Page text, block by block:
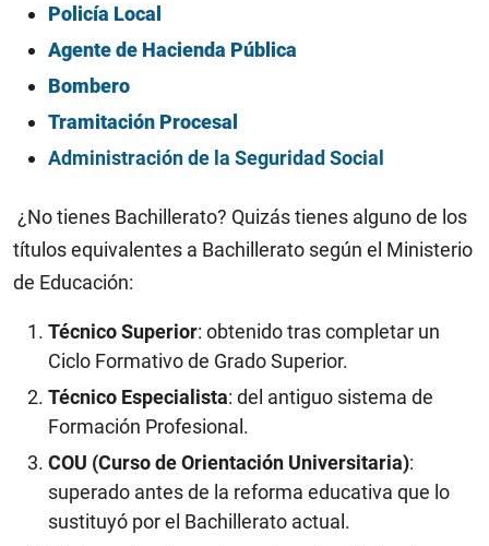
Policía Local
Agente de Hacienda Pública
Bombero
Tramitación Procesal
Administración de la Seguridad Social
¿No tienes Bachillerato? Quizás tienes alguno de los
títulos equivalentes a Bachillerato según el Ministerio
de Educación:
Técnico Superior: obtenido tras completar un
Ciclo Formativo de Grado Superior.
Técnico Especialista: del antiguo sistema de
Formación Profesional.
COU (Curso de Orientación Universitaria):
superado antes de la reforma educativa que lo
sustituyó por el Bachillerato actual.